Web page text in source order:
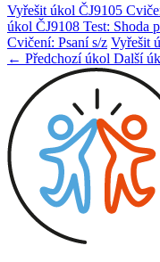
Vyřešit úkol ČJ9105
úkol ČJ9108 Test: Shoda
Cvičení: Psaní s/z Vyřešit
← Předchozí úkol Další